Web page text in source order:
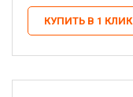
КУПИТЬ В 1 КЛИК